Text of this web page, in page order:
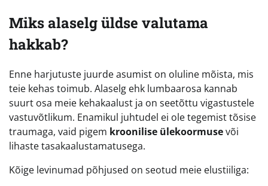
Miks alaselg üldse valutama
hakkab?
Enne harjutuste juurde asumist on oluline mõista, mis
teie kehas toimub. Alaselg ehk lumbaarosa kannab
suurt osa meie kehakaalust ja on seetõttu vigastustele
vastuvõtlikum. Enamikul juhtudel ei ole tegemist tõsise
traumaga, vaid pigem kroonilise ülekoormusevõi
lihaste tasakaalustamatusega.
Kõige levinumad põhjused on seotud meie elustiiliga: